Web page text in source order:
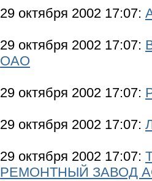
29 октября 2002 17:07:
29 октября 2002 17:07:
ОАО
29 октября 2002 17:07:
29 октября 2002 17:07:
29 октября 2002 17:07:
РЕМОНТНЫЙ ЗАВОД